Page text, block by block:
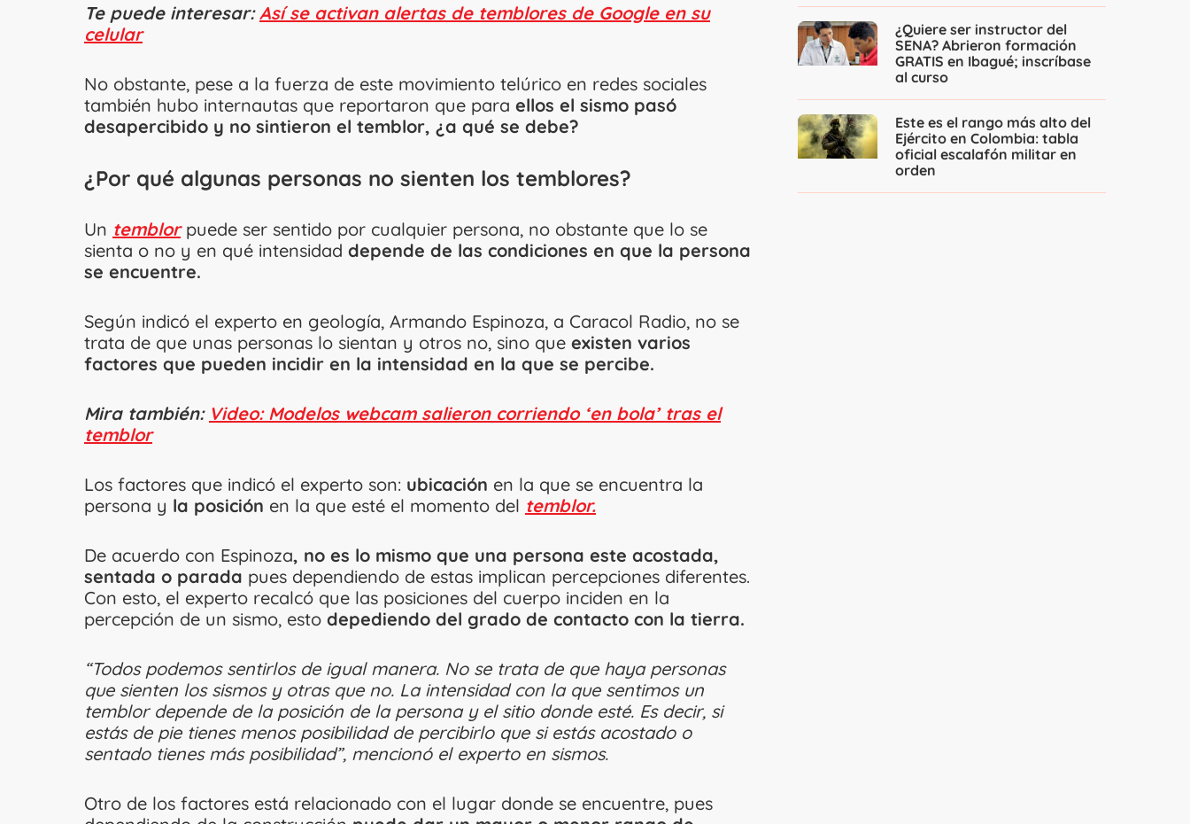
Te puede interesar:Así se activan alertas de temblores de Google en su
celular
No obstante, pese a la fuerza de este movimiento telúrico en redes sociales
también hubo internautas que reportaron que para ellos el sismo pasó
desapercibido y no sintieron el temblor, ¿a qué se debe?
¿Por qué algunas personas no sienten los temblores?
Un temblorpuede ser sentido por cualquier persona, no obstante que lo se
sienta o no y en qué intensidad depende de las condiciones en que la persona
se encuentre.
Según indicó el experto en geología, Armando Espinoza, a Caracol Radio, no se
trata de que unas personas lo sientan y otros no, sino que existen varios
factores que pueden incidir en la intensidad en la que se percibe.
Mira también: Video: Modelos webcam salieron corriendo ‘en bola’ tras el
temblor
Los factores que indicó el experto son: ubicación en la que se encuentra la
persona y la posición en la que esté el momento del temblor.
De acuerdo con Espinoza, no es lo mismo que una persona este acostada,
sentada o parada pues dependiendo de estas implican percepciones diferentes.
Con esto, el experto recalcó que las posiciones del cuerpo inciden en la
percepción de un sismo, esto depediendo del grado de contacto con la tierra.
“Todos podemos sentirlos de igual manera. No se trata de que haya personas
que sienten los sismos y otras que no. La intensidad con la que sentimos un
temblor depende de la posición de la persona y el sitio donde esté. Es decir, si
estás de pie tienes menos posibilidad de percibirlo que si estás acostado o
sentado tienes más posibilidad”, mencionó el experto en sismos.
Otro de los factores está relacionado con el lugar donde se encuentre, pues
¿Quiere ser instructor del
SENA? Abrieron formación
GRATIS en Ibagué; inscríbase
al curso
Este es el rango más alto del
Ejército en Colombia: tabla
oficial escalafón militar en
orden